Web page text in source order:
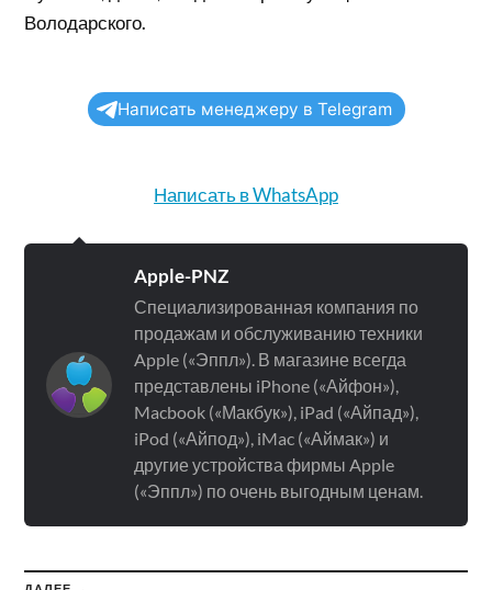
Володарского.
Написать менеджеру в Telegram
Написать в WhatsApp
Apple-PNZ
Специализированная компания по
продажам и обслуживанию техники
Apple («Эппл»). В магазине всегда
представлены iPhone («Айфон»),
Macbook («Макбук»), iPad («Айпад»),
iPod («Айпод»), iMac («Аймак») и
другие устройства фирмы Apple
(«Эппл») по очень выгодным ценам.